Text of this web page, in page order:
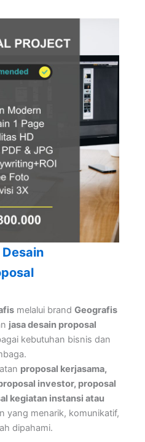
melalui brand Geografis
jasa desain proposal
kebutuhan bisnis dan
proposal kerjasama,
investor, proposal
kegiatan instansi atau
yang menarik, komunikatif,
dipahami.